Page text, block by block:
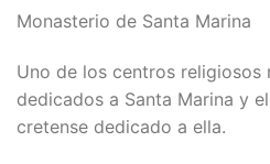
Monasterio de Santa Marina
Uno de los centros religiosos
dedicados a Santa Marina y
cretense dedicado a ella.